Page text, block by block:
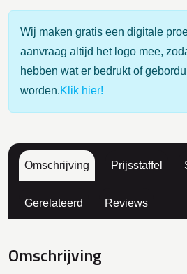
Wij maken gratis een digitale
aanvraag altijd het logo mee,
hebben wat er bedrukt of
worden.Klik hier!
Omschrijving Prijsstaffel
Gerelateerd Reviews
Omschrijving